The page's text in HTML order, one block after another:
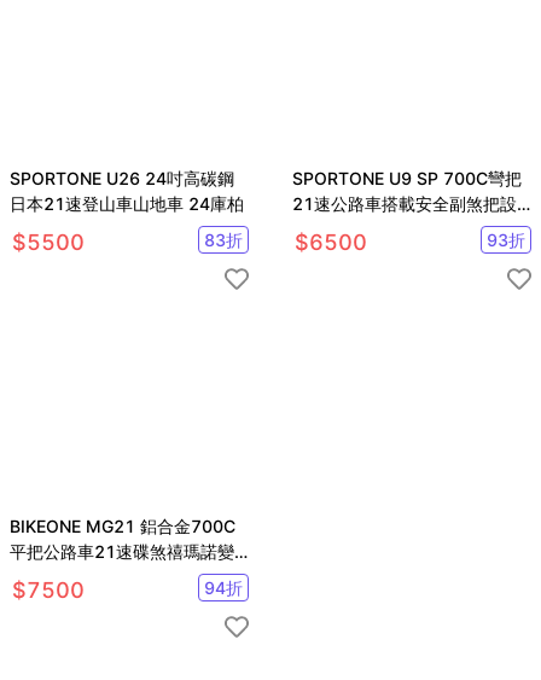
SPORTONE U26 24吋高碳鋼
日本21速登山車山地車 24庫柏
$5500 83折
SPORTONE U9 SP 700C彎把
21速公路車搭載安全副煞把設
計 男女學生公路跑車首選
$6500 93折
BIKEONE MG21 鋁合金700C
平把公路車21速碟煞禧瑪諾變
速公路自行車煞變合一內走線
$7500 94折